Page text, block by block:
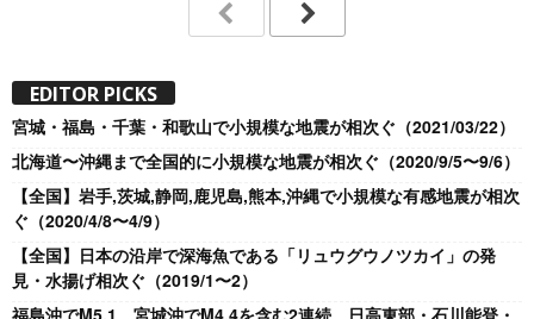
EDITOR PICKS
宮城・福島・千葉・和歌山で小規模な地震が相次ぐ（2021/03/22）
北海道〜沖縄まで全国的に小規模な地震が相次ぐ（2020/9/5〜9/6）
【全国】岩手,茨城,静岡,鹿児島,熊本,沖縄で小規模な有感地震が相次
ぐ（2020/4/8〜4/9）
【全国】日本の沿岸で深海魚である「リュウグウノツカイ」の発
見・水揚げ相次ぐ（2019/1〜2）
福島沖でM5.1、宮城沖でM4.4を含む2連続、日高東部・石川能登・